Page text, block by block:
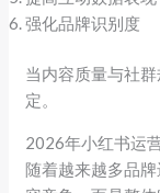
强化品牌识别度
当内容质量与社
定。
2026年小红书运
随着越来越多品